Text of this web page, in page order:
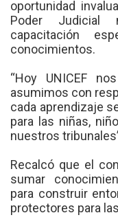
oportunidad
Poder Judicial
capacitación
conocimientos.
“Hoy UNICEF
asumimos con
cada aprendizaje
para las niñas,
nuestros
Recalcó que el
sumar
para construir
protectores para